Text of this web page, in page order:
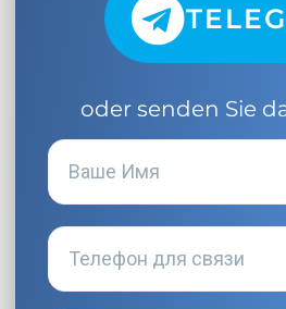
oder senden Sie